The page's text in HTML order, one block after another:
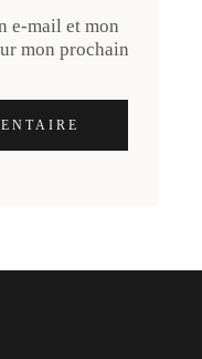
e-mail et mon
mon prochain